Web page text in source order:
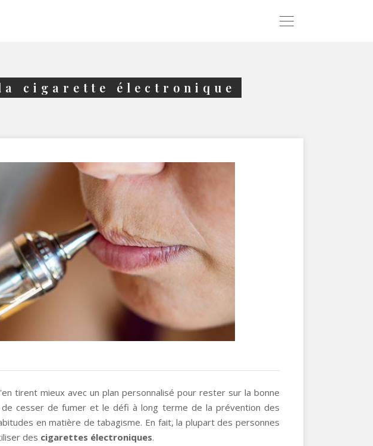
cigarette électronique
tirent mieux avec un plan personnalisé pour rester sur la bonne
cesser de fumer et le défi à long terme de la prévention des
en matière de tabagisme. En fait, la plupart des personnes
des cigarettes électroniques.